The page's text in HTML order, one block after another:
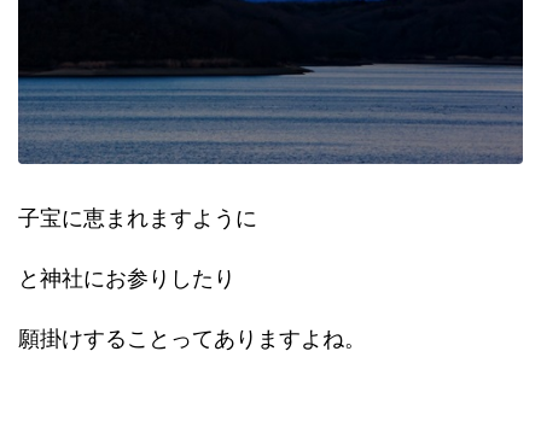
子宝に恵まれますように
と神社にお参りしたり
願掛けすることってありますよね。